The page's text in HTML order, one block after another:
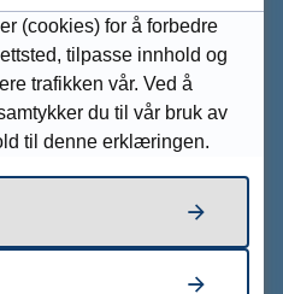
964 965 781
(cookies) for å forbedre
tilpasse innhold og
trafikken vår. Ved å
du til vår bruk av
til denne erklæringen.